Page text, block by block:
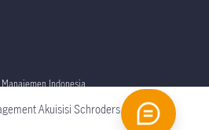
Indonesia
Akuisisi Schroders